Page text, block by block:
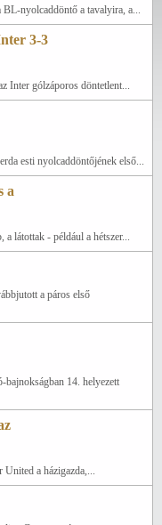
nyolcaddöntő a tavalyira, a...
3-3
Inter gólzáporos döntetlent...
esti nyolcaddöntőjének első...
a
a látottak - például a hétszer...
a páros első
bajnokságban 14. helyezett
a házigazda,...